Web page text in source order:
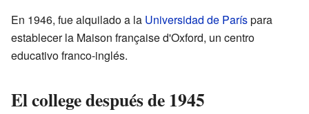
En 1946, fue alquilado a la Universidad de Paríspara
establecer la Maison française d'Oxford, un centro
educativo franco-inglés.
El college después de 1945